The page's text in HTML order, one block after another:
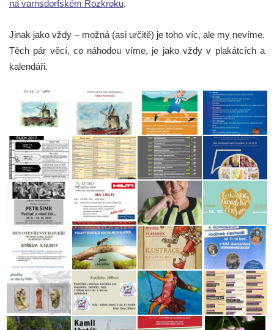
na varnsdorfském Rozkroku.
Jinak jako vždy – možná (asi určitě) je toho víc, ale my nevíme.
Těch pár věcí, co náhodou víme, je jako vždy v plakátcích a
kalendáři.